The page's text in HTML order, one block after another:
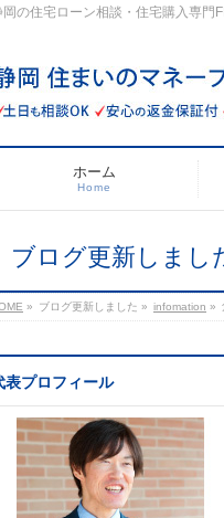
岡の住宅ローン相談・住宅購入専門
ホーム
Home
ブログ更新しまし
» ブログ更新しました » infomation »
表プロフィール